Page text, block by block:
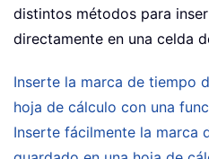
distintos métodos para
directamente en una celda
Inserte la marca de tiempo
hoja de cálculo con una
Inserte fácilmente la marca